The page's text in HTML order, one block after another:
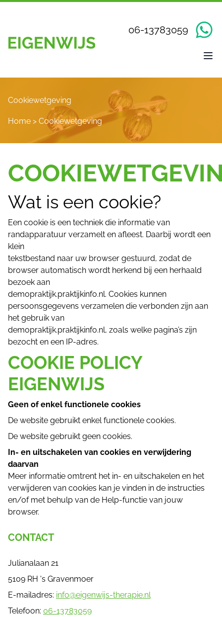
06-13783059
Cookiewetgeving
Home > Cookiewetgeving
Wat is een cookie?
Een cookie is een techniek die informatie van
randapparatuur verzamelt en afleest. Daarbij wordt een
klein
tekstbestand naar uw browser gestuurd, zodat de
browser automatisch wordt herkend bij een herhaald
bezoek aan
demopraktijk.praktijkinfo.nl. Cookies kunnen
persoonsgegevens verzamelen die verbonden zijn aan
het gebruik van
demopraktijk.praktijkinfo.nl, zoals welke pagina’s zijn
bezocht en een IP-adres.
COOKIE POLICY
EIGENWIJS
Geen of enkel functionele cookies
De website gebruikt enkel functionele cookies.
De website gebruikt geen cookies.
In- en uitschakelen van cookies en verwijdering
daarvan
Meer informatie omtrent het in- en uitschakelen en het
verwijderen van cookies kan je vinden in de instructies
en/of met behulp van de Help-functie van jouw
browser.
CONTACT
Julianalaan 21
5109 RH 's Gravenmoer
E-mailadres: info@eigenwijs-therapie.nl
Telefoon: 06-13783059